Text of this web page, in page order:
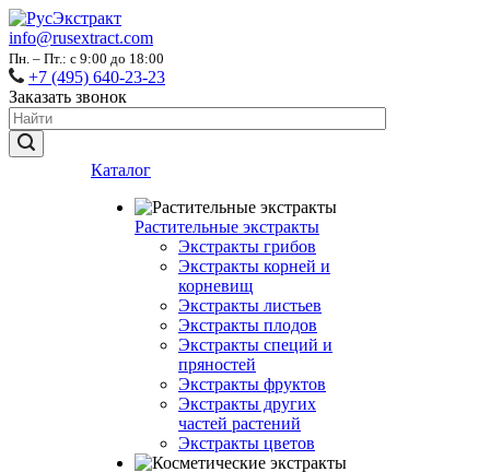
info@rusextract.com
Пн. – Пт.: с 9:00 до 18:00
+7 (495) 640-23-23
Заказать звонок
Каталог
Растительные экстракты
Экстракты грибов
Экстракты корней и
корневищ
Экстракты листьев
Экстракты плодов
Экстракты специй и
пряностей
Экстракты фруктов
Экстракты других
частей растений
Экстракты цветов